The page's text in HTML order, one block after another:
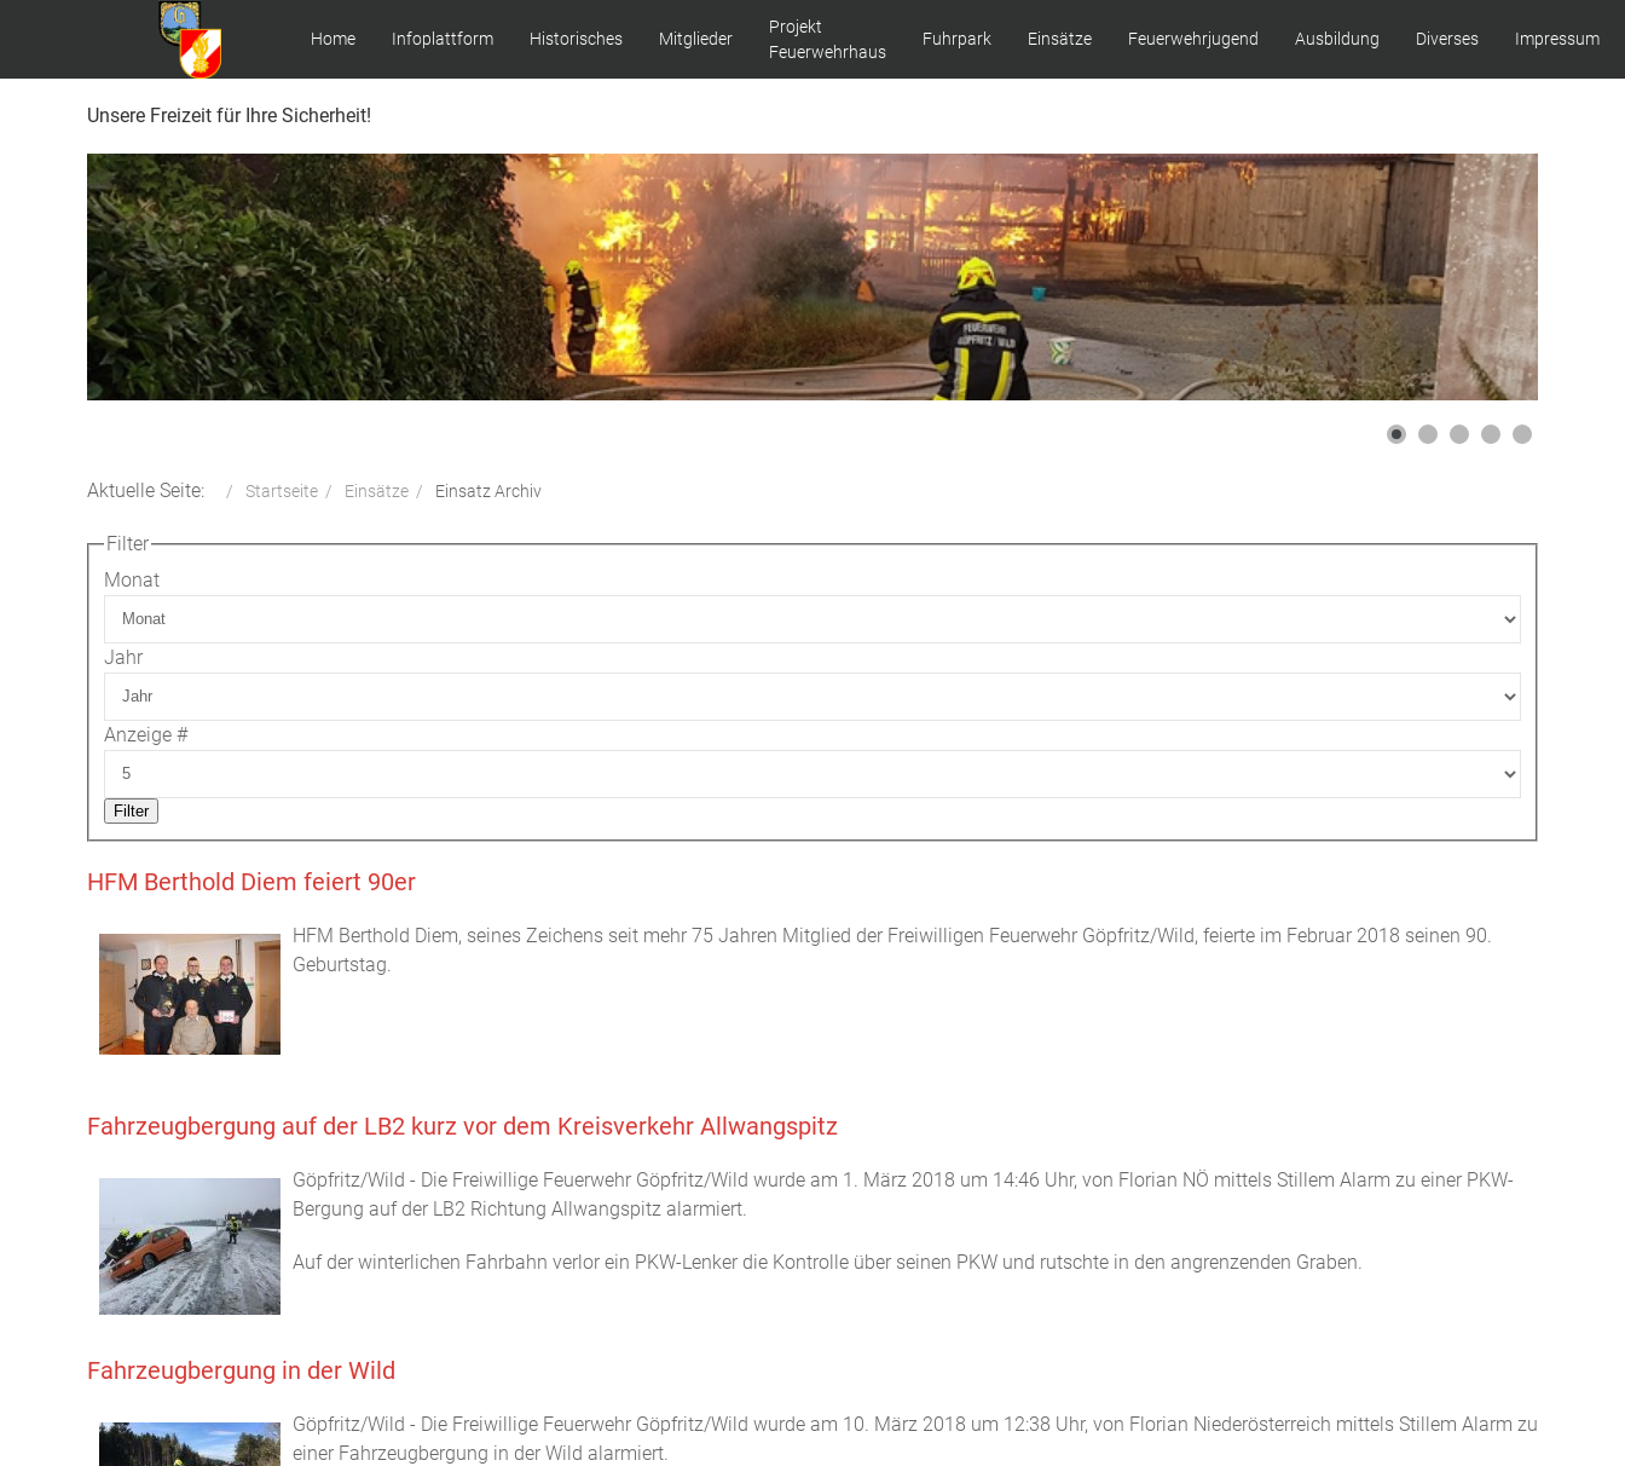
Home Infoplattform Historisches Mitglieder
Projekt
Feuerwehrhaus
Fuhrpark Einsätze Feuerwehrjugend Ausbildung Diverses Impressum
Unsere Freizeit für Ihre Sicherheit!
Aktuelle Seite: Startseite Einsätze Einsatz Archiv
Filter
Monat
Jahr
Anzeige #
Filter
HFM Berthold Diem feiert 90er
HFM Berthold Diem, seines Zeichens seit mehr 75 Jahren Mitglied der Freiwilligen Feuerwehr Göpfritz/Wild, feierte im Februar 2018 seinen 90.
Geburtstag.
Fahrzeugbergung auf der LB2 kurz vor dem Kreisverkehr Allwangspitz
Göpfritz/Wild - Die Freiwillige Feuerwehr Göpfritz/Wild wurde am 1. März 2018 um 14:46 Uhr, von Florian NÖ mittels Stillem Alarm zu einer PKW-
Bergung auf der LB2 Richtung Allwangspitz alarmiert.
Auf der winterlichen Fahrbahn verlor ein PKW-Lenker die Kontrolle über seinen PKW und rutschte in den angrenzenden Graben.
Fahrzeugbergung in der Wild
Göpfritz/Wild - Die Freiwillige Feuerwehr Göpfritz/Wild wurde am 10. März 2018 um 12:38 Uhr, von Florian Niederösterreich mittels Stillem Alarm zu
einer Fahrzeugbergung in der Wild alarmiert.